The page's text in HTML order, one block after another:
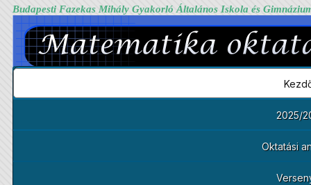
Budapesti Fazekas Mihály Gyakorló Általános Iskola és
2025/
Oktatási